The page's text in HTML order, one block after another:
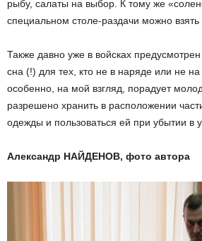
рыбу, салаты на выбор. К тому же
специальном столе-раздачи можно взять
Также давно уже в войсках
сна (!) для тех, кто не в наряде или не
особенно, на мой взгляд, порадует
разрешено хранить в расположении
одежды и пользоваться ей при убытии в
Александр НАЙДЕНОВ, фото автора